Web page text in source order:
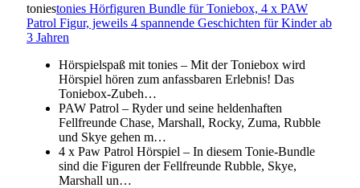
toniestonies Hörfiguren Bundle für Toniebox, 4 x PAW
Patrol Figur, jeweils 4 spannende Geschichten für Kinder ab
3 Jahren
Hörspielspaß mit tonies – Mit der Toniebox wird
Hörspiel hören zum anfassbaren Erlebnis! Das
Toniebox-Zubeh…
PAW Patrol – Ryder und seine heldenhaften
Fellfreunde Chase, Marshall, Rocky, Zuma, Rubble
und Skye gehen m…
4 x Paw Patrol Hörspiel – In diesem Tonie-Bundle
sind die Figuren der Fellfreunde Rubble, Skye,
Marshall un…